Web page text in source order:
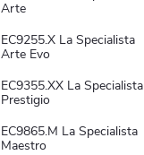
Arte
EC9255.X La Specialista
Arte Evo
EC9355.XX La Specialista
Prestigio
EC9865.M La Specialista
Maestro